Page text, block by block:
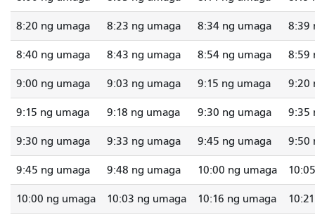
8:20 ng umaga 8:23 ng umaga 8:34 ng umaga 8:39
8:40 ng umaga 8:43 ng umaga 8:54 ng umaga 8:59
9:00 ng umaga 9:03 ng umaga 9:15 ng umaga 9:20
9:15 ng umaga 9:18 ng umaga 9:30 ng umaga 9:35
9:30 ng umaga 9:33 ng umaga 9:45 ng umaga 9:50
9:45 ng umaga 9:48 ng umaga 10:00 ng umaga
10:00 ng umaga 10:03 ng umaga 10:16 ng umaga